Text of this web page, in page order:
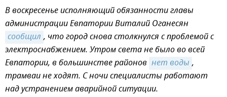
В воскресенье исполняющий обязанности главы
администрации Евпатории Виталий Оганесян
сообщил , что город снова столкнулся с проблемой с
электроснабжением. Утром света не было во всей
Евпатории, в большинстве районов нет воды ,
трамваи не ходят. С ночи специалисты работают
над устранением аварийной ситуации.